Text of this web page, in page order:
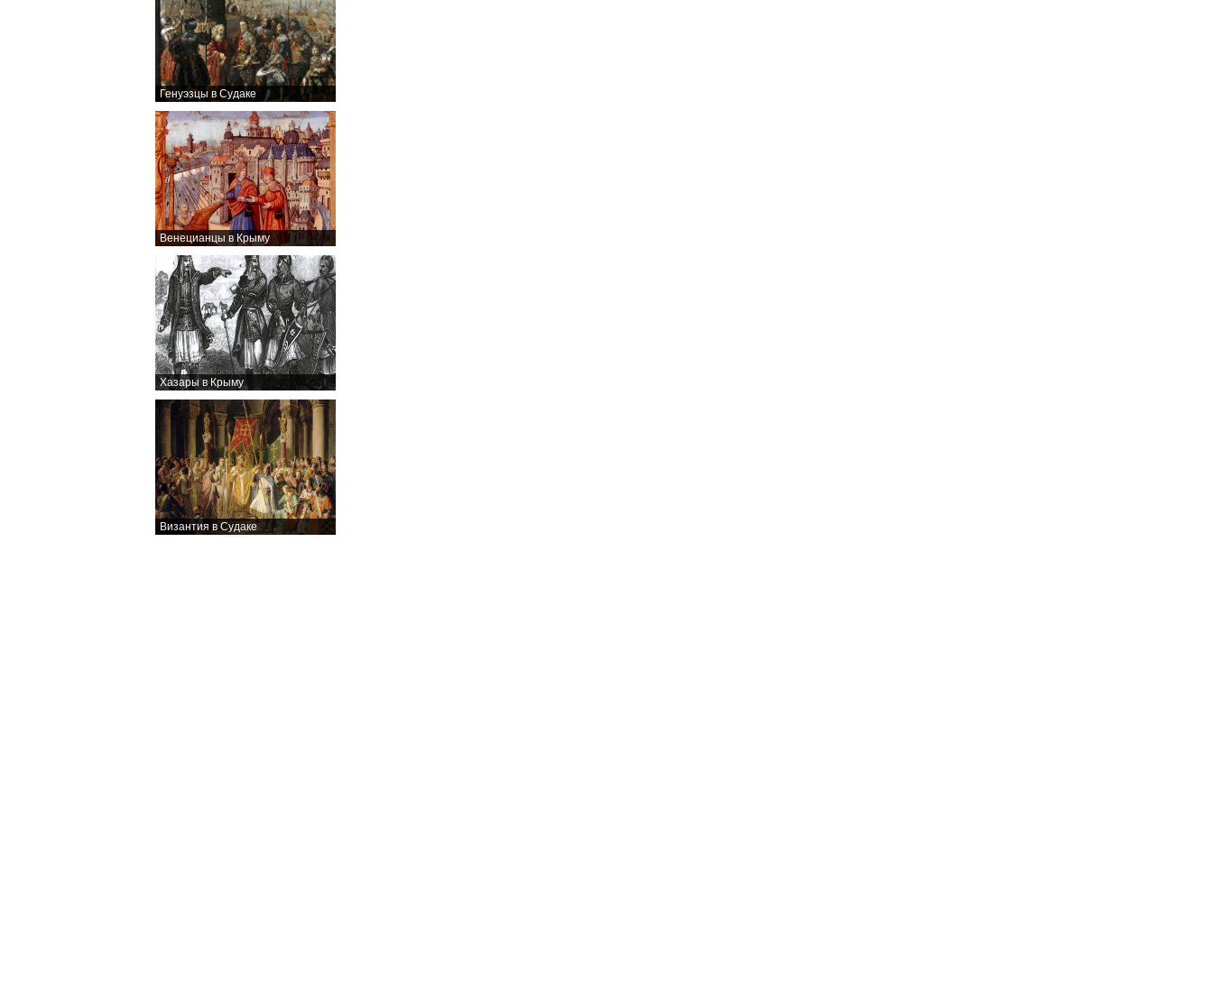
Генуэзцы в Судаке
Венецианцы в Крыму
Хазары в Крыму
Византия в Судаке